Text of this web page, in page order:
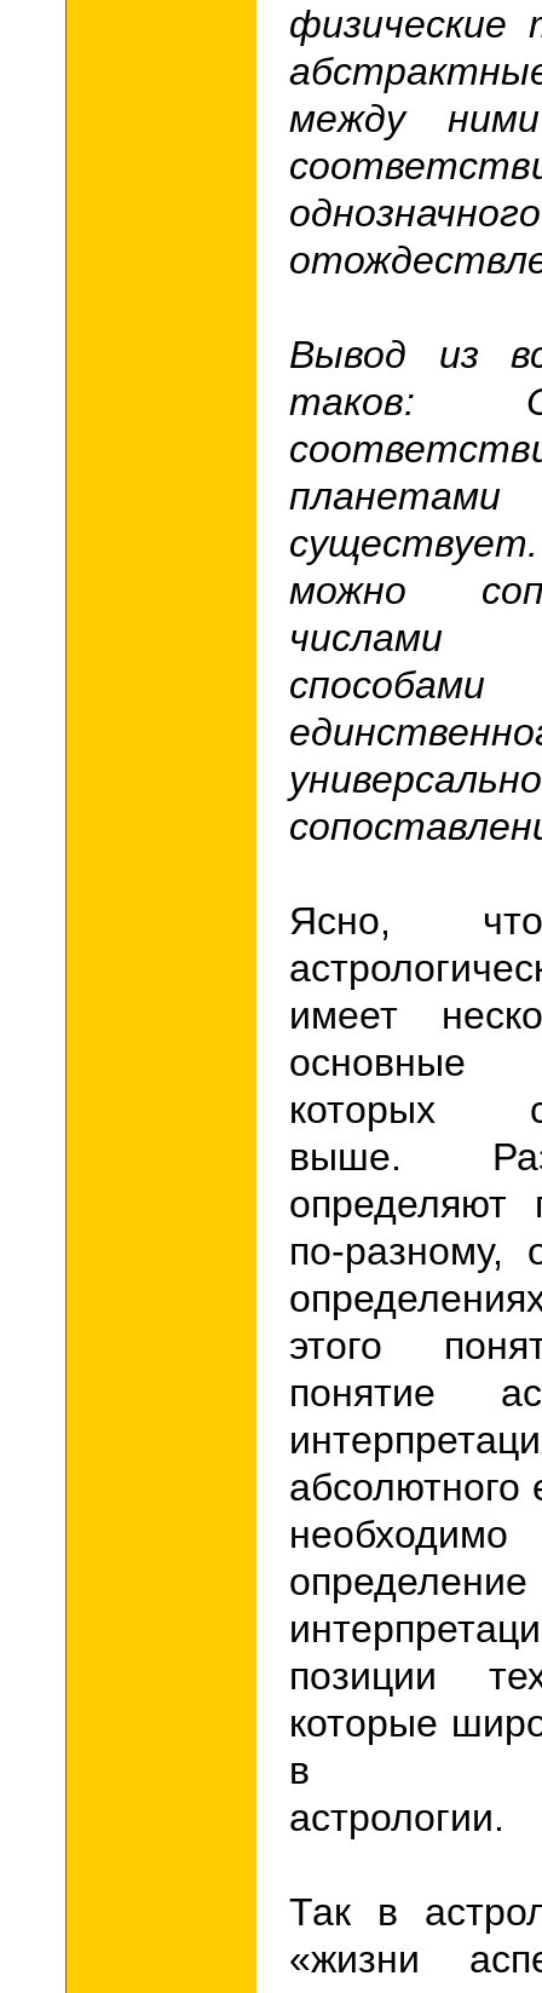
физические
между
однозначного
Вывод из
таков:
можно
Ясно,
имеет
основные
которых
выше.
определяют
по-разному,
этого
понятие
абсолютного
позиции
которые
в
астрологии.
Так в
«жизни